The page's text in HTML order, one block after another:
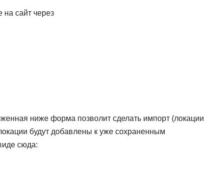
на сайт через
ниже форма позволит сделать импорт (локации
будут добавлены к уже сохраненным
сюда: